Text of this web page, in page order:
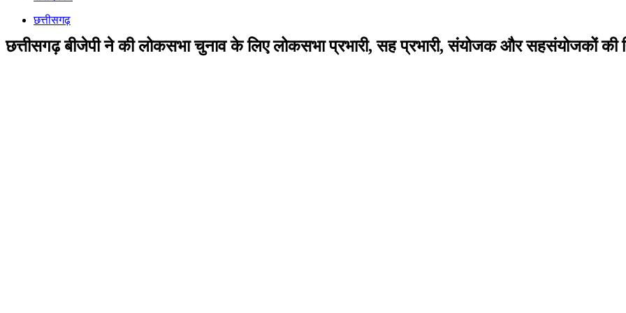
छत्तीसगढ़
छत्तीसगढ़ बीजेपी ने की लोकसभा चुनाव के लिए लोकसभा प्रभारी, सह प्रभारी, संयोजक और सहसंयोजकों की